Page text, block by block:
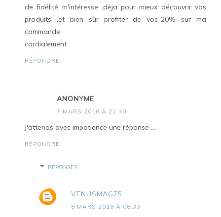
de fidélité m'intéresse ,déja pour mieux découvrir vos
produits ,et bien sûr profiter de vos-20% sur ma
commande
cordialement
RÉPONDRE
ANONYME
7 MARS 2018 À 22:30
J'attends avec impatience une réponse ....
RÉPONDRE
RÉPONSES
VENUSMAG75
8 MARS 2018 À 08:33